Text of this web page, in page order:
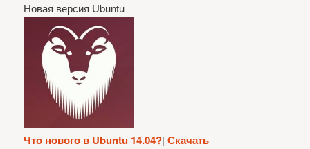
Новая версия Ubuntu
Что нового в Ubuntu 14.04?|Скачать